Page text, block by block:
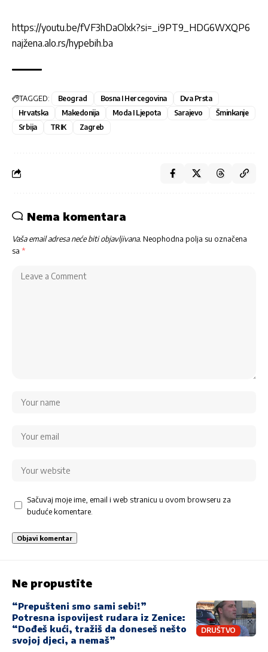
https://youtu.be/fVF3hDaOlxk?si=_i9PT9_HDG6WXQP6
najžena.alo.rs/hypebih.ba
TAGGED: Beograd Bosna I Hercegovina
Dva Prsta
Hrvatska
Makedonija Moda I Ljepota Sarajevo
Šminkanje
Srbija
TRIK Zagreb
Nema komentara
Vaša email adresa neće biti objavljivana. Neophodna polja su označena
sa *
Sačuvaj moje ime, email i web stranicu u ovom browseru za
buduće komentare.
Ne propustite
DRUŠTVO
“Prepušteni smo sami sebi!”
Potresna ispovijest rudara iz Zenice:
“Dođeš kući, tražiš da doneseš nešto
svojoj djeci, a nemaš”